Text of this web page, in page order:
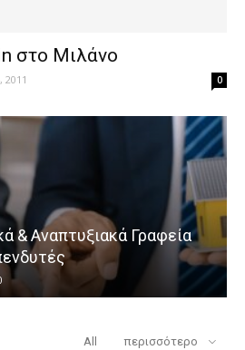
στο Μιλάνο
2011 0
& Αναπτυξιακά Γραφεία
All περισσότερο